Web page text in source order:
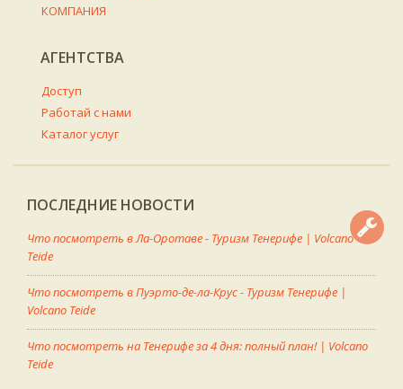
КОМПАНИЯ
АГЕНТСТВА
Доступ
Работай с нами
Каталог услуг
ПОСЛЕДНИЕ НОВОСТИ
Что посмотреть в Ла-Оротаве - Туризм Тенерифе | Volcano
Teide
Что посмотреть в Пуэрто-де-ла-Крус - Туризм Тенерифе |
Volcano Teide
Что посмотреть на Тенерифе за 4 дня: полный план! | Volcano
Teide